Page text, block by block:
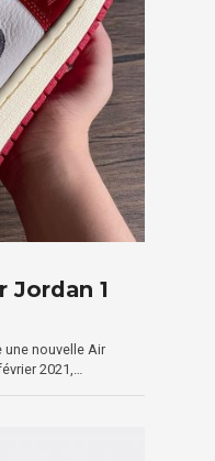
Jordan 1
une nouvelle Air
2021,…